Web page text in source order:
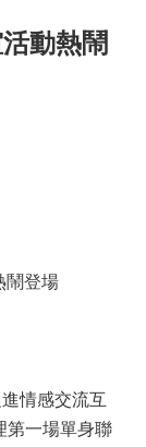
動熱鬧
鬧登場
情感交流互
第一場單身聯